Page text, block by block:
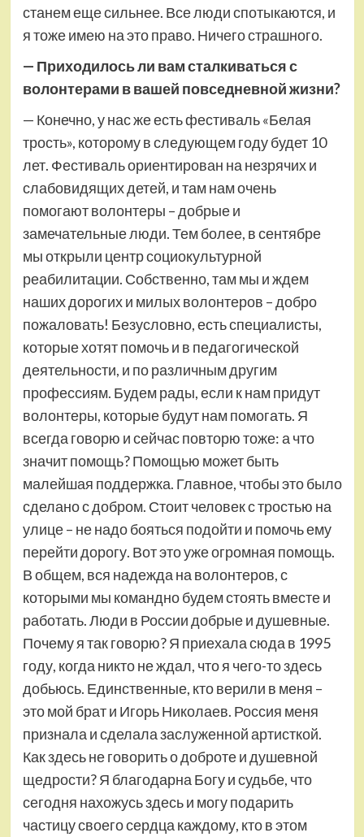
станем еще сильнее. Все люди спотыкаются, и
я тоже имею на это право. Ничего страшного.
— Приходилось ли вам сталкиваться с
волонтерами в вашей повседневной жизни?
— Конечно, у нас же есть фестиваль «Белая
трость», которому в следующем году будет 10
лет. Фестиваль ориентирован на незрячих и
слабовидящих детей, и там нам очень
помогают волонтеры – добрые и
замечательные люди. Тем более, в сентябре
мы открыли центр социокультурной
реабилитации. Собственно, там мы и ждем
наших дорогих и милых волонтеров – добро
пожаловать! Безусловно, есть специалисты,
которые хотят помочь и в педагогической
деятельности, и по различным другим
профессиям. Будем рады, если к нам придут
волонтеры, которые будут нам помогать. Я
всегда говорю и сейчас повторю тоже: а что
значит помощь? Помощью может быть
малейшая поддержка. Главное, чтобы это было
сделано с добром. Стоит человек с тростью на
улице – не надо бояться подойти и помочь ему
перейти дорогу. Вот это уже огромная помощь.
В общем, вся надежда на волонтеров, с
которыми мы командно будем стоять вместе и
работать. Люди в России добрые и душевные.
Почему я так говорю? Я приехала сюда в 1995
году, когда никто не ждал, что я чего-то здесь
добьюсь. Единственные, кто верили в меня –
это мой брат и Игорь Николаев. Россия меня
признала и сделала заслуженной артисткой.
Как здесь не говорить о доброте и душевной
щедрости? Я благодарна Богу и судьбе, что
сегодня нахожусь здесь и могу подарить
частицу своего сердца каждому, кто в этом